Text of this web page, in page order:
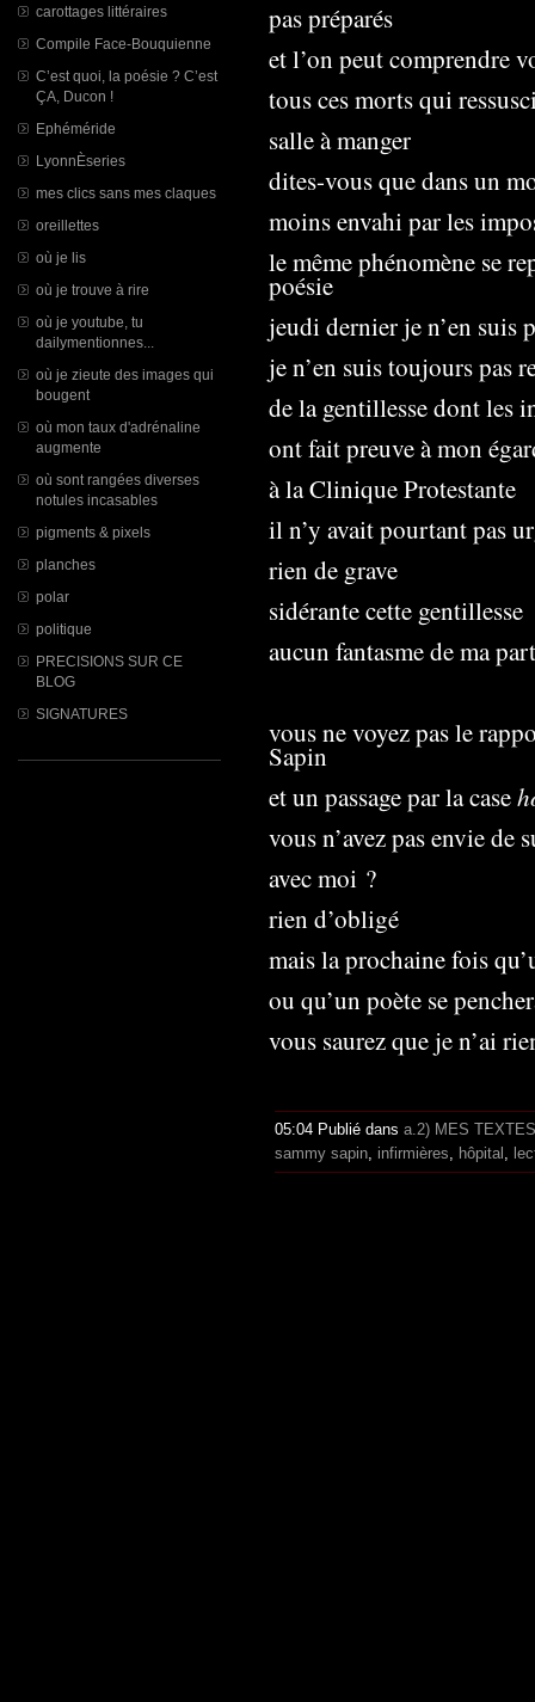
carottages littéraires
Compile Face-Bouquienne
C’est quoi, la poésie ? C’est
ÇA, Ducon !
Ephéméride
LyonnÈseries
mes clics sans mes claques
oreillettes
où je lis
où je trouve à rire
où je youtube, tu
dailymentionnes...
où je zieute des images qui
bougent
où mon taux d'adrénaline
augmente
où sont rangées diverses
notules incasables
pigments & pixels
planches
polar
politique
PRECISIONS SUR CE
BLOG
SIGNATURES
pas préparés
et l’on peut comprendre
tous ces morts qui
salle à manger
dites-vous que dans un
moins envahi par les
le même phénomène se
poésie
jeudi dernier je n’en suis
je n’en suis toujours pas
de la gentillesse dont les
ont fait preuve à mon
à la Clinique Protestante
il n’y avait pourtant pas
rien de grave
sidérante cette gentillesse
aucun fantasme de ma
vous ne voyez pas le
Sapin
et un passage par la case
vous n’avez pas envie de
avec moi ?
rien d’obligé
mais la prochaine fois
ou qu’un poète se
vous saurez que je n’ai
05:04 Publié dans a.2) MES TEXTES
sammy sapin, infirmières, hôpital ,